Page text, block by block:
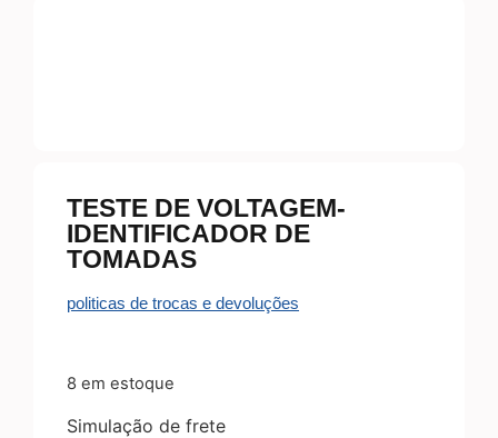
TESTE DE VOLTAGEM-
IDENTIFICADOR DE
TOMADAS
politicas de trocas e devoluções
8 em estoque
Simulação de frete